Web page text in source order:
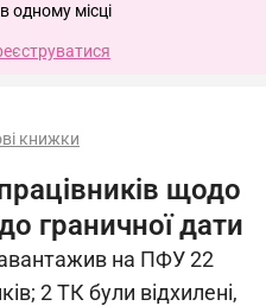
одному місці
книжки
щодо
граничної дати
на ПФУ 22
2 ТК були відхилені,